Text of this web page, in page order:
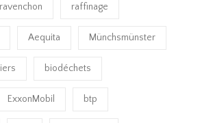
raffinage
Aequita Münchsmünster
biodéchets
ExxonMobil btp